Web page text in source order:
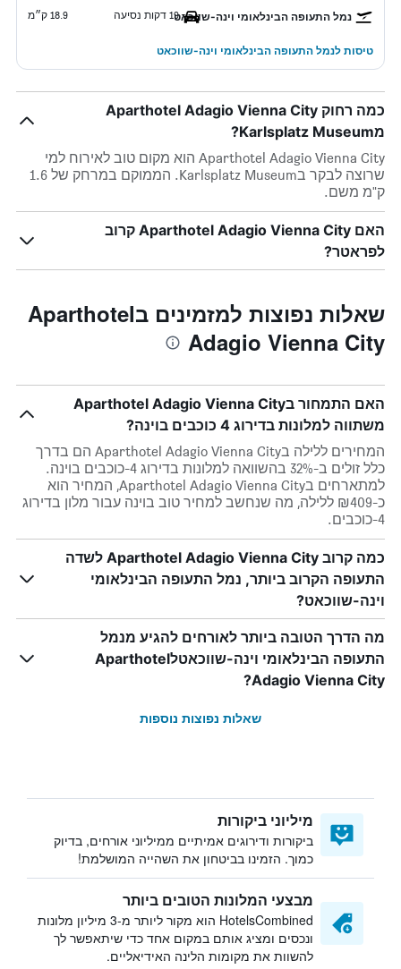
נמל התעופה הבינלאומי וינה-שווכאט19 דקות נסיעה 18.9 ק״מ
טיסות לנמל התעופה הבינלאומי וינה-שווכאט
כמה רחוק Aparthotel Adagio Vienna City
מKarlsplatz Museum?
Aparthotel Adagio Vienna City הוא מקום טוב לאירוח למי
שרוצה לבקר בKarlsplatz Museum. הממוקם במרחק של 1.6
ק"מ משם.
האם Aparthotel Adagio Vienna City קרוב
לפראטר?
שאלות נפוצות למזמינים בAparthotel
Adagio Vienna City
האם התמחור בAparthotel Adagio Vienna City
משתווה למלונות בדירוג 4 כוכבים בוינה?
המחירים ללילה בAparthotel Adagio Vienna City הם בדרך
כלל זולים ב-32% בהשוואה למלונות בדירוג 4-כוכבים בוינה.
למתארחים בAparthotel Adagio Vienna City, המחיר הוא
כ-₪409 ללילה, מה שנחשב למחיר טוב בוינה עבור מלון בדירוג
4-כוכבים.
כמה קרוב Aparthotel Adagio Vienna City לשדה
התעופה הקרוב ביותר, נמל התעופה הבינלאומי
וינה-שווכאט?
מה הדרך הטובה ביותר לאורחים להגיע מנמל
התעופה הבינלאומי וינה-שווכאטלAparthotel
Adagio Vienna City?
שאלות נפוצות נוספות
מיליוני ביקורות
ביקורות ודירוגים אמיתיים ממיליוני אורחים, בדיוק
כמוך. הזמינו בביטחון את השהייה המושלמת!
מבצעי המלונות הטובים ביותר
HotelsCombined הוא מקור ליותר מ-3 מיליון מלונות
ונכסים ומציג אותם במקום אחד כדי שיתאפשר לך
להשוות את מקומות הלינה האידיאליים.